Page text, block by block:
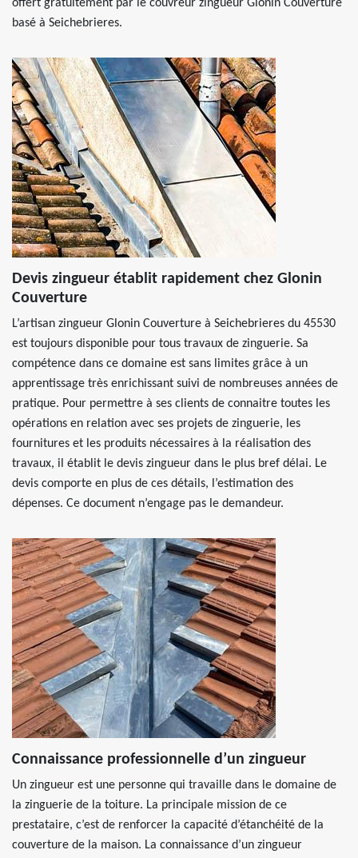
offert gratuitement par le couvreur zingueur Glonin Couverture
basé à Seichebrieres.
Devis zingueur établit rapidement chez Glonin
Couverture
L’artisan zingueur Glonin Couverture à Seichebrieres du 45530
est toujours disponible pour tous travaux de zinguerie. Sa
compétence dans ce domaine est sans limites grâce à un
apprentissage très enrichissant suivi de nombreuses années de
pratique. Pour permettre à ses clients de connaitre toutes les
opérations en relation avec ses projets de zinguerie, les
fournitures et les produits nécessaires à la réalisation des
travaux, il établit le devis zingueur dans le plus bref délai. Le
devis comporte en plus de ces détails, l’estimation des
dépenses. Ce document n’engage pas le demandeur.
Connaissance professionnelle d’un zingueur
Un zingueur est une personne qui travaille dans le domaine de
la zinguerie de la toiture. La principale mission de ce
prestataire, c’est de renforcer la capacité d’étanchéité de la
couverture de la maison. La connaissance d’un zingueur